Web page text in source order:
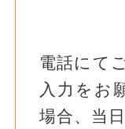
電話にて
入力をお
場合、当